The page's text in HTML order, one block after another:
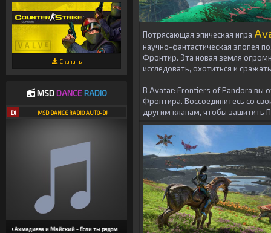
Скачать
MSDDANCE RADIO
DJ MSD DANCE RADIO AUTO-DJ
Ахмадиева и Майский - Если ты рядом
Потрясающая эпическая игра
научно-фантастическая эпопея
Фронтир. Эта новая земля
исследовать, охотиться и
В Avatar: Frontiers of Pandora вы
Фронтира. Воссоединитесь со
другим кланам, чтобы защитить